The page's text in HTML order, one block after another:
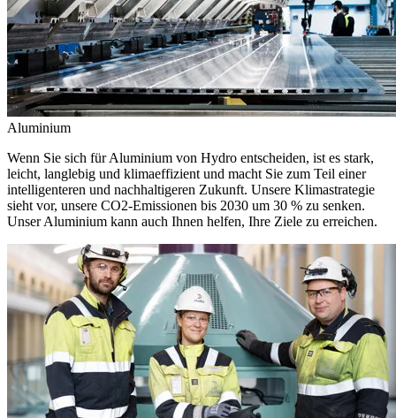
Aluminium
Wenn Sie sich für Aluminium von Hydro entscheiden, ist es stark,
leicht, langlebig und klimaeffizient und macht Sie zum Teil einer
intelligenteren und nachhaltigeren Zukunft. Unsere Klimastrategie
sieht vor, unsere CO2-Emissionen bis 2030 um 30 % zu senken.
Unser Aluminium kann auch Ihnen helfen, Ihre Ziele zu erreichen.